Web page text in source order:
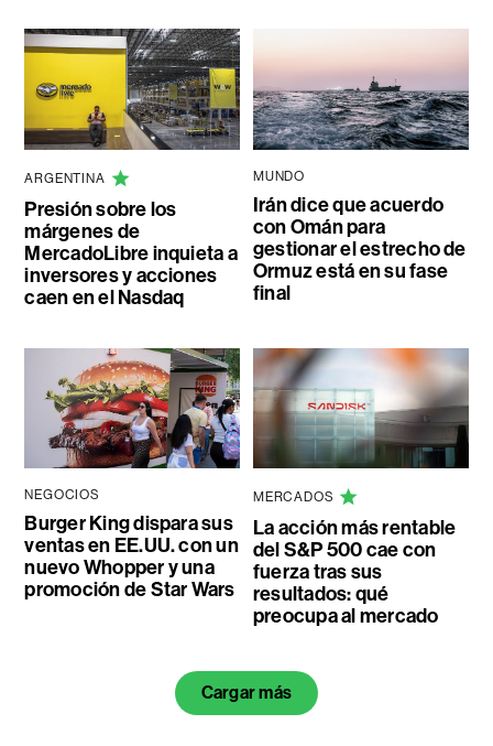
ARGENTINA
Presión sobre los
márgenes de
MercadoLibre inquieta a
inversores y acciones
caen en el Nasdaq
MUNDO
Irán dice que acuerdo
con Omán para
gestionar el estrecho de
Ormuz está en su fase
final
NEGOCIOS
Burger King dispara sus
ventas en EE.UU. con un
nuevo Whopper y una
promoción de Star Wars
MERCADOS
La acción más rentable
del S&P 500 cae con
fuerza tras sus
resultados: qué
preocupa al mercado
Cargar más